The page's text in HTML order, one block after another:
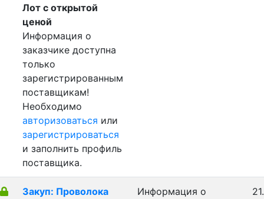
Лот с открытой
ценой
Информация о
заказчике доступна
только
зарегистрированным
поставщикам!
Необходимо
авторизоваться или
зарегистрироваться
и заполнить профиль
поставщика.
Закуп: Проволока
Информация о